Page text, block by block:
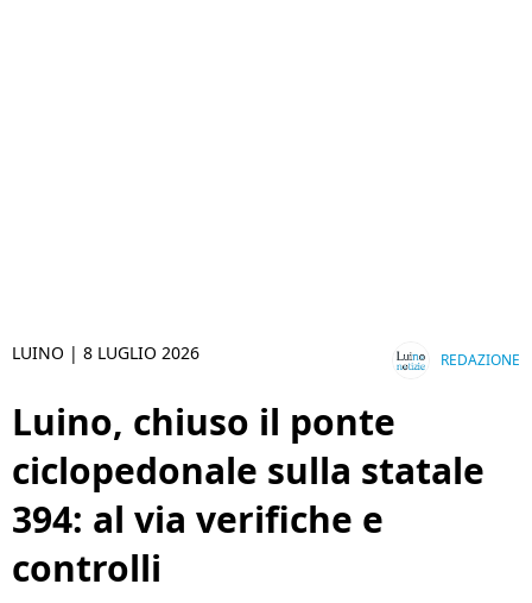
LUINO | 8 LUGLIO 2026 REDAZIONE
Luino, chiuso il ponte
ciclopedonale sulla statale
394: al via verifiche e
controlli